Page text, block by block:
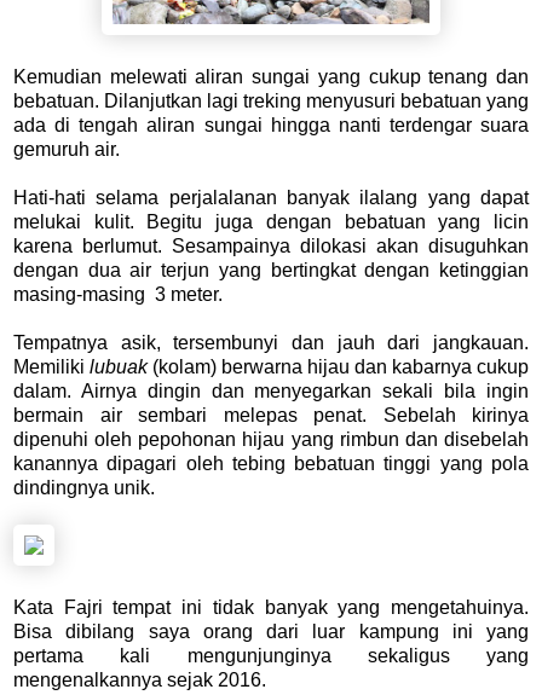
Kemudian melewati aliran sungai yang cukup tenang dan
bebatuan. Dilanjutkan lagi treking menyusuri bebatuan yang
ada di tengah aliran sungai hingga nanti terdengar suara
gemuruh air.
Hati-hati selama perjalalanan banyak ilalang yang dapat
melukai kulit. Begitu juga dengan bebatuan yang licin
karena berlumut. Sesampainya dilokasi akan disuguhkan
dengan dua air terjun yang bertingkat dengan ketinggian
masing-masing 3 meter.
Tempatnya asik, tersembunyi dan jauh dari jangkauan.
Memiliki lubuak(kolam) berwarna hijau dan kabarnya cukup
dalam. Airnya dingin dan menyegarkan sekali bila ingin
bermain air sembari melepas penat. Sebelah kirinya
dipenuhi oleh pepohonan hijau yang rimbun dan disebelah
kanannya dipagari oleh tebing bebatuan tinggi yang pola
dindingnya unik.
Kata Fajri tempat ini tidak banyak yang mengetahuinya.
Bisa dibilang saya orang dari luar kampung ini yang
pertama kali mengunjunginya sekaligus yang
mengenalkannya sejak 2016.